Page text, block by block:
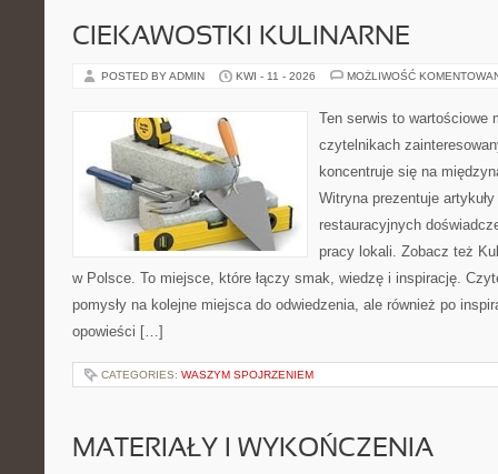
CIEKAWOSTKI KULINARNE
POSTED BY ADMIN KWI - 11 - 2026 MOŻLIWOŚĆ
Ten serwis to wartościowe
czytelnikach
koncentruje się na
Witryna prezentuje
restauracyjnych
pracy lokali. Zobacz też
w Polsce. To miejsce, które łączy smak, wiedzę i inspirację.
pomysły na kolejne miejsca do odwiedzenia, ale również po
opowieści […]
CATEGORIES: WASZYM SPOJRZENIEM
MATERIAŁY I WYKOŃCZENIA